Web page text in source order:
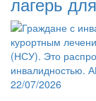
22/07/2026